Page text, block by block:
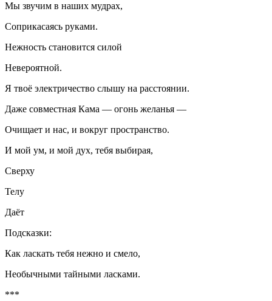
Мы звучим в наших мудрах,
Соприкасаясь руками.
Нежность становится силой
Невероятной.
Я твоё электричество слышу на расстоянии.
Даже совместная Кама — огонь желанья —
Очищает и нас, и вокруг пространство.
И мой ум, и мой дух, тебя выбирая,
Сверху
Телу
Даёт
Подсказки:
Как ласкать тебя нежно и смело,
Необычными тайными ласками.
***